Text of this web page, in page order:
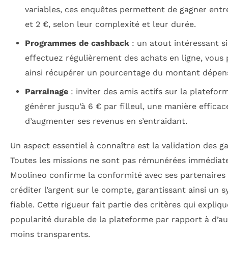
variables, ces enquêtes permettent de gagner
et 2 €, selon leur complexité et leur durée.
Programmes de cashback: un atout intéressant si
effectuez régulièrement des achats en ligne, vous
ainsi récupérer un pourcentage du montant
Parrainage: inviter des amis actifs sur la
générer jusqu’à 6 € par filleul, une manière
d’augmenter ses revenus en s’entraidant.
Un aspect essentiel à connaître est la validation des
Toutes les missions ne sont pas rémunérées
Moolineo confirme la conformité avec ses partenaires
créditer l’argent sur le compte, garantissant ainsi un
fiable. Cette rigueur fait partie des critères qui
popularité durable de la plateforme par rapport à
moins transparents.